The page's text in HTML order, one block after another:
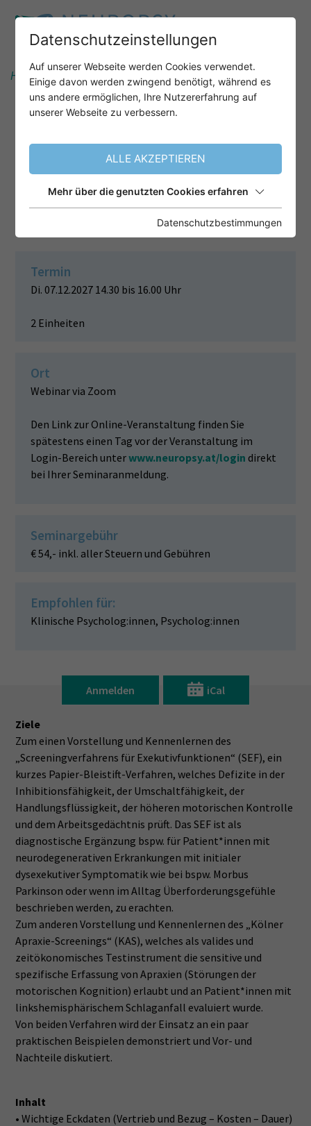
Home Unser Angebot After-Work-Webinare
NEUROPSYCHOLOGISCHE
DIAGNOSTIK KURZ & KNACKIG! –
ZWEI SCREENINGVERFAHREN:
EXEKUTIVFUNKTIONEN UND
APRAXIE SEF UND KAS
Termin
Di. 07.12.2027 14.30 bis 16.00 Uhr
2 Einheiten
Ort
Webinar via Zoom
Den Link zur Online-Veranstaltung finden Sie
spätestens einen Tag vor der Veranstaltung im
Login-Bereich unterwww.neuropsy.at/login direkt
bei Ihrer Seminaranmeldung.
Seminargebühr
€ 54,- inkl. aller Steuern und Gebühren
Empfohlen für:
Klinische Psycholog:innen, Psycholog:innen
Anmelden iCal
Ziele
Zum einen Vorstellung und Kennenlernen des
„Screeningverfahrens für Exekutivfunktionen“ (SEF), ein
kurzes Papier-Bleistift-Verfahren, welches Defizite in der
Inhibitionsfähigkeit, der Umschaltfähigkeit, der
Handlungsflüssigkeit, der höheren motorischen Kontrolle
und dem Arbeitsgedächtnis prüft. Das SEF ist als
diagnostische Ergänzung bspw. für Patient*innen mit
neurodegenerativen Erkrankungen mit initialer
dysexekutiver Symptomatik wie bei bspw. Morbus
Parkinson oder wenn im Alltag Überforderungsgefühle
beschrieben werden, zu erachten.
Zum anderen Vorstellung und Kennenlernen des „Kölner
Apraxie-Screenings“ (KAS), welches als valides und
zeitökonomisches Testinstrument die sensitive und
spezifische Erfassung von Apraxien (Störungen der
motorischen Kognition) erlaubt und an Patient*innen mit
linkshemisphärischem Schlaganfall evaluiert wurde.
Von beiden Verfahren wird der Einsatz an ein paar
praktischen Beispielen demonstriert und Vor- und
Nachteile diskutiert.
Inhalt
• Wichtige Eckdaten (Vertrieb und Bezug – Kosten – Dauer)
Datenschutzeinstellungen
Auf unserer Webseite werden Cookies verwendet.
Einige davon werden zwingend benötigt, während es
uns andere ermöglichen, Ihre Nutzererfahrung auf
unserer Webseite zu verbessern.
ALLE AKZEPTIEREN
Mehr über die genutzten Cookies erfahren
Datenschutzbestimmungen